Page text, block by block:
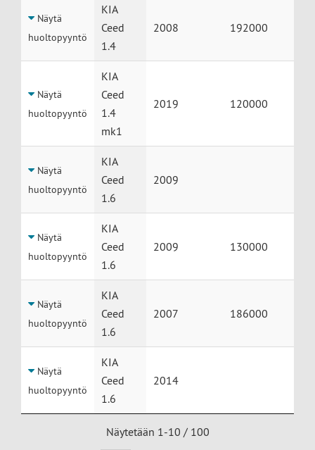
Näytä
huoltopyyntö
KIA
Ceed
1.4
2008 192000
Näytä
huoltopyyntö
KIA
Ceed
1.4
mk1
2019 120000
Näytä
huoltopyyntö
KIA
Ceed
1.6
2009
Näytä
huoltopyyntö
KIA
Ceed
1.6
2009 130000
Näytä
huoltopyyntö
KIA
Ceed
1.6
2007 186000
Näytä
huoltopyyntö
KIA
Ceed
1.6
2014
Näytetään 1-10 / 100